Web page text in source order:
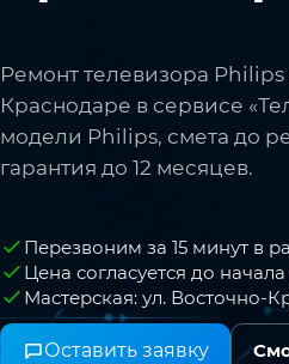
Ремонт телевизора Philips
Краснодаре в сервисе
модели Philips, смета до
гарантия до 12 месяцев.
Перезвоним за 15 минут в
Цена согласуется до
Мастерская: ул. Восточно-
Оставить заявку